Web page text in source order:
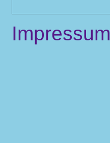
Impressum